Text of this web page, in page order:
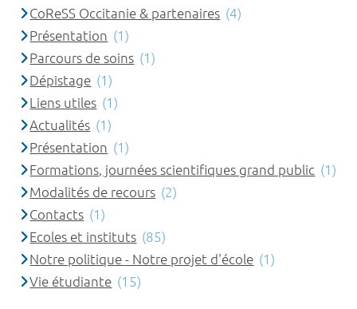
CoReSS Occitanie & partenaires (4)
Présentation (1)
Parcours de soins (1)
Dépistage (1)
Liens utiles (1)
Actualités (1)
Présentation (1)
Formations, journées scientifiques grand public (1)
Modalités de recours (2)
Contacts (1)
Ecoles et instituts (85)
Notre politique - Notre projet d'école (1)
Vie étudiante (15)